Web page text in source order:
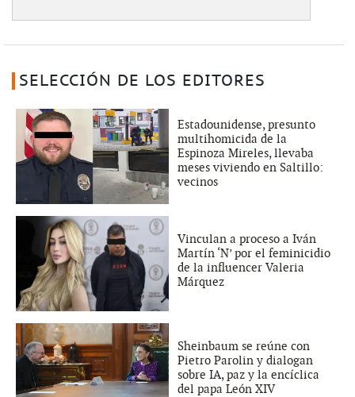
SELECCIÓN DE LOS EDITORES
Estadounidense, presunto
multihomicida de la
Espinoza Mireles, llevaba
meses viviendo en Saltillo:
vecinos
Vinculan a proceso a Iván
Martín ‘N’ por el feminicidio
de la influencer Valeria
Márquez
Sheinbaum se reúne con
Pietro Parolin y dialogan
sobre IA, paz y la encíclica
del papa León XIV